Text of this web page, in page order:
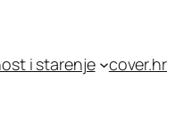
i starenje cover.hr